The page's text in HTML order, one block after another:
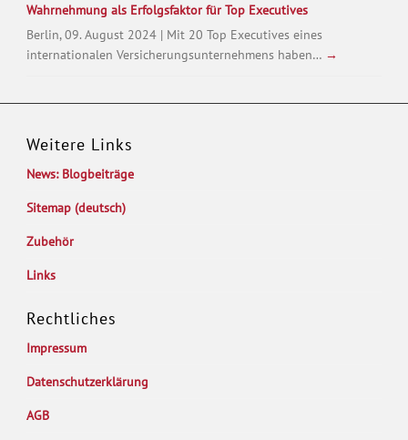
Wahrnehmung als Erfolgsfaktor für Top Executives
Berlin, 09. August 2024 | Mit 20 Top Executives eines
internationalen Versicherungsunternehmens haben… →
Weitere Links
News: Blogbeiträge
Sitemap (deutsch)
Zubehör
Links
Rechtliches
Impressum
Datenschutzerklärung
AGB